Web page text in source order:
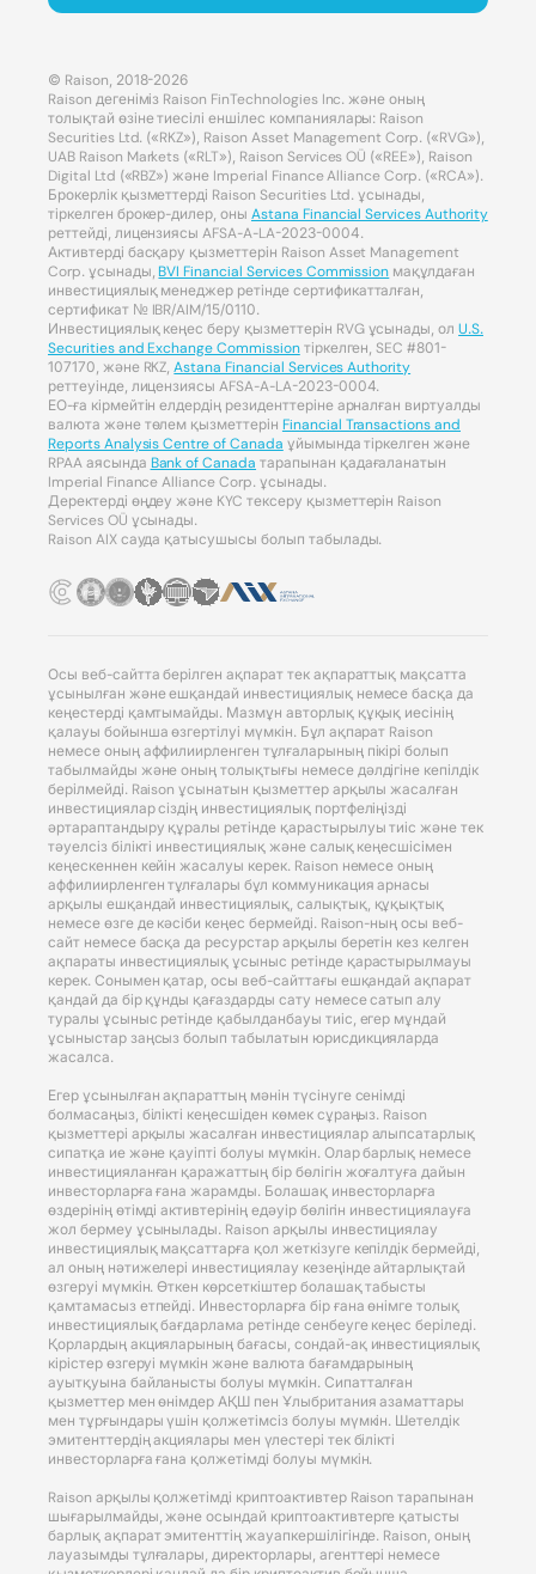
© Raison, 2018-2026
Raison дегеніміз Raison FinTechnologies Inc. және оның
толықтай өзіне тиесілі еншілес компаниялары: Raison
Securities Ltd. («RKZ»), Raison Asset Management Corp. («RVG»),
UAB Raison Markets («RLT»), Raison Services OÜ («REE»), Raison
Digital Ltd («RBZ») және Imperial Finance Alliance Corp. («RCA»).
Брокерлік қызметтерді Raison Securities Ltd. ұсынады,
тіркелген брокер-дилер, оны Astana Financial Services Authority
реттейді, лицензиясы AFSA-A-LA-2023-0004.
Активтерді басқару қызметтерін Raison Asset Management
Corp. ұсынады,BVI Financial Services Commission мақұлдаған
инвестициялық менеджер ретінде сертификатталған,
сертификат № IBR/AIM/15/0110.
Инвестициялық кеңес беру қызметтерін RVG ұсынады, олU.S.
Securities and Exchange Commissionтіркелген, SEC #801-
107170, және RKZ, Astana Financial Services Authority
реттеуінде, лицензиясы AFSA-A-LA-2023-0004.
ЕО-ға кірмейтін елдердің резиденттеріне арналған виртуалды
валюта және төлем қызметтерін Financial Transactions and
Reports Analysis Centre of Canada ұйымында тіркелген және
RPAA аясында Bank of Canada тарапынан қадағаланатын
Imperial Finance Alliance Corp. ұсынады.
Деректерді өңдеу және KYC тексеру қызметтерін Raison
Services OÜ ұсынады.
Raison AIX сауда қатысушысы болып табылады.
Осы веб-сайтта берілген ақпарат тек ақпараттық мақсатта
ұсынылған және ешқандай инвестициялық немесе басқа да
кеңестерді қамтымайды. Мазмұн авторлық құқық иесінің
қалауы бойынша өзгертілуі мүмкін. Бұл ақпарат Raison
немесе оның аффилиирленген тұлғаларының пікірі болып
табылмайды және оның толықтығы немесе дәлдігіне кепілдік
берілмейді. Raison ұсынатын қызметтер арқылы жасалған
инвестициялар сіздің инвестициялық портфеліңізді
әртараптандыру құралы ретінде қарастырылуы тиіс және тек
тәуелсіз білікті инвестициялық және салық кеңесшісімен
кеңескеннен кейін жасалуы керек. Raison немесе оның
аффилиирленген тұлғалары бұл коммуникация арнасы
арқылы ешқандай инвестициялық, салықтық, құқықтық
немесе өзге де кәсіби кеңес бермейді. Raison-ның осы веб-
сайт немесе басқа да ресурстар арқылы беретін кез келген
ақпараты инвестициялық ұсыныс ретінде қарастырылмауы
керек. Сонымен қатар, осы веб-сайттағы ешқандай ақпарат
қандай да бір құнды қағаздарды сату немесе сатып алу
туралы ұсыныс ретінде қабылданбауы тиіс, егер мұндай
ұсыныстар заңсыз болып табылатын юрисдикцияларда
жасалса.
Егер ұсынылған ақпараттың мәнін түсінуге сенімді
болмасаңыз, білікті кеңесшіден көмек сұраңыз. Raison
қызметтері арқылы жасалған инвестициялар алыпсатарлық
сипатқа ие және қауіпті болуы мүмкін. Олар барлық немесе
инвестицияланған қаражаттың бір бөлігін жоғалтуға дайын
инвесторларға ғана жарамды. Болашақ инвесторларға
өздерінің өтімді активтерінің едәуір бөлігін инвестициялауға
жол бермеу ұсынылады. Raison арқылы инвестициялау
инвестициялық мақсаттарға қол жеткізуге кепілдік бермейді,
ал оның нәтижелері инвестициялау кезеңінде айтарлықтай
өзгеруі мүмкін. Өткен көрсеткіштер болашақ табысты
қамтамасыз етпейді. Инвесторларға бір ғана өнімге толық
инвестициялық бағдарлама ретінде сенбеуге кеңес беріледі.
Қорлардың акцияларының бағасы, сондай-ақ инвестициялық
кірістер өзгеруі мүмкін және валюта бағамдарының
ауытқуына байланысты болуы мүмкін. Сипатталған
қызметтер мен өнімдер АҚШ пен Ұлыбритания азаматтары
мен тұрғындары үшін қолжетімсіз болуы мүмкін. Шетелдік
эмитенттердің акциялары мен үлестері тек білікті
инвесторларға ғана қолжетімді болуы мүмкін.
Raison арқылы қолжетімді криптоактивтер Raison тарапынан
шығарылмайды, және осындай криптоактивтерге қатысты
барлық ақпарат эмитенттің жауапкершілігінде. Raison, оның
лауазымды тұлғалары, директорлары, агенттері немесе